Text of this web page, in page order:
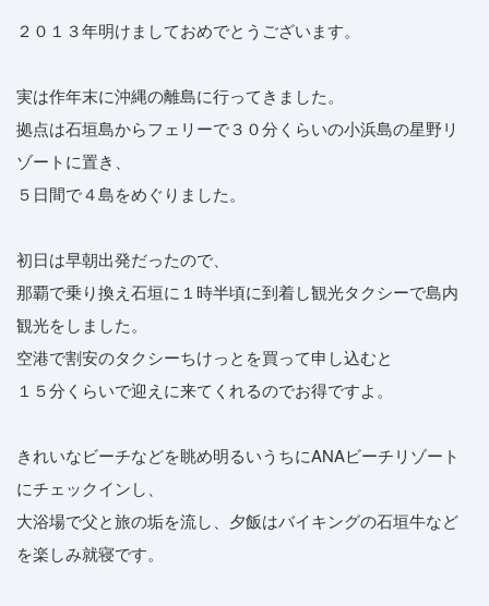
２０１３年明けましておめでとうございます。
実は作年末に沖縄の離島に行ってきました。
拠点は石垣島からフェリーで３０分くらいの小浜島の星野リ
ゾートに置き、
５日間で４島をめぐりました。
初日は早朝出発だったので、
那覇で乗り換え石垣に１時半頃に到着し観光タクシーで島内
観光をしました。
空港で割安のタクシーちけっとを買って申し込むと
１５分くらいで迎えに来てくれるのでお得ですよ。
きれいなビーチなどを眺め明るいうちにANAビーチリゾート
にチェックインし、
大浴場で父と旅の垢を流し、夕飯はバイキングの石垣牛など
を楽しみ就寝です。